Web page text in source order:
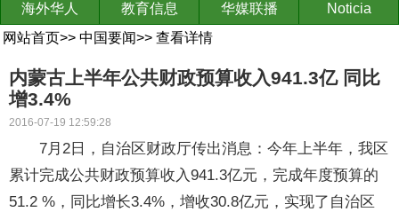
海外华人 教育信息 华媒联播
Noticia
网站首页>> 中国要闻>> 查看详情
内蒙古上半年公共财政预算收入941.3亿 同比
增3.4%
2016-07-19 12:59:28
7月2日，自治区财政厅传出消息：今年上半年，我区
累计完成公共财政预算收入941.3亿元，完成年度预算的
51.2 %，同比增长3.4%，增收30.8亿元，实现了自治区